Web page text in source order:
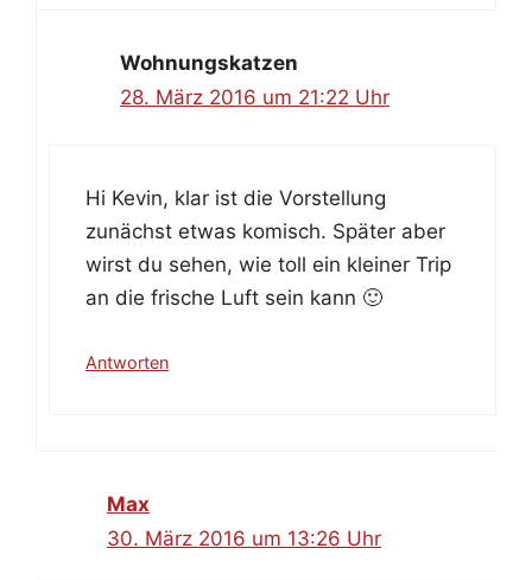
Wohnungskatzen
28. März 2016 um 21:22 Uhr
Hi Kevin, klar ist die Vorstellung
zunächst etwas komisch. Später aber
wirst du sehen, wie toll ein kleiner Trip
an die frische Luft sein kann 🙂
Antworten
Max
30. März 2016 um 13:26 Uhr